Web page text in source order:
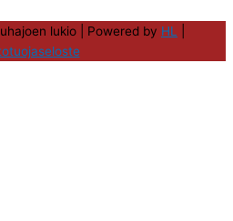
lukio | Powered by HL